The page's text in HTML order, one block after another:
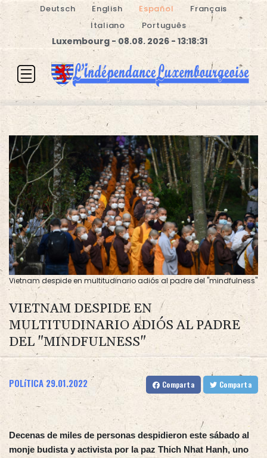
Deutsch English Español
Français
Italiano
Português
Luxembourg - 08.08. 2026 - 13:18:31
Vietnam despide en multitudinario adiós al padre del "mindfulness"
VIETNAM DESPIDE EN
MULTITUDINARIO ADIÓS AL PADRE
DEL "MINDFULNESS"
POLíTICA 29.01.2022 Comparta Comparta
Decenas de miles de personas despidieron este sábado al
monje budista y activista por la paz Thich Nhat Hanh, uno